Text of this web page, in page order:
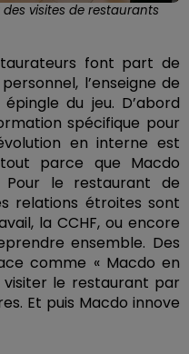
visites de restaurants
font part de
l’enseigne de
du jeu. D’abord
spécifique pour
en interne est
parce que Macdo
Pour le restaurant de
relations étroites sont
la CCHF, ou encore
ensemble. Des
comme « Macdo en
le restaurant par
Et puis Macdo innove